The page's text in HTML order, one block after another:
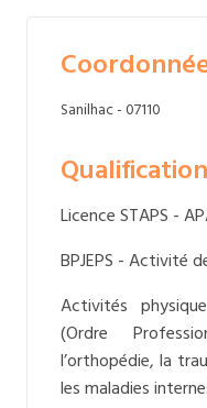
Sanilhac - 07110
Licence STAPS -
BPJEPS - Activité
Activités
(Ordre
l’orthopédie, la
les maladies